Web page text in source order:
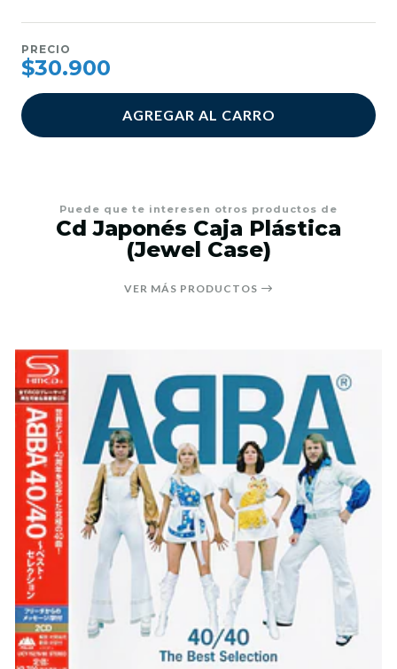
PRECIO
$30.900
AGREGAR AL CARRO
Puede que te interesen otros productos de
Cd Japonés Caja Plástica
(Jewel Case)
VER MÁS PRODUCTOS